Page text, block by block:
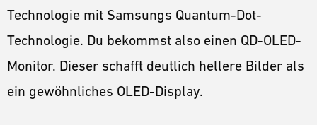
Technologie mit Samsungs Quantum-Dot-
Technologie. Du bekommst also einen QD-OLED-
Monitor. Dieser schafft deutlich hellere Bilder als
ein gewöhnliches OLED-Display.